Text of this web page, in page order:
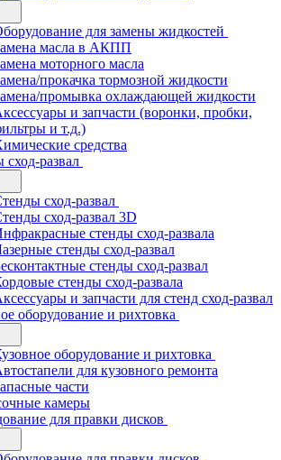
для замены жидкостей
масла в АКПП
моторного масла
прокачка тормозной жидкости
промывка охлаждающей жидкости
и запчасти (воронки, пробки,
и т.д.)
средства
сход-развал
сход-развал
сход-развал 3D
стенды сход-развала
стенды сход-развал
стенды сход-развал
стенды сход-развала
и запчасти для стенд сход-развал
оборудование и рихтовка
оборудование и рихтовка
для кузовного ремонта
части
камеры
для правки дисков